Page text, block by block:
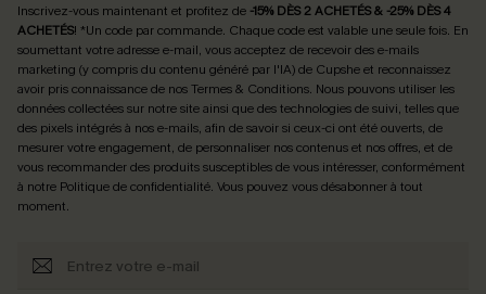
Inscrivez-vous maintenant et profitez de -15% DÈS 2 ACHETÉS & -25% DÈS 4
ACHETÉS! *Un code par commande. Chaque code est valable une seule fois. En
soumettant votre adresse e-mail, vous acceptez de recevoir des e-mails
marketing (y compris du contenu généré par l'IA) de Cupshe et reconnaissez
avoir pris connaissance de nosTermes & Conditions. Nous pouvons utiliser les
données collectées sur notre site ainsi que des technologies de suivi, telles que
des pixels intégrés à nos e-mails, afin de savoir si ceux-ci ont été ouverts, de
mesurer votre engagement, de personnaliser nos contenus et nos offres, et de
vous recommander des produits susceptibles de vous intéresser, conformément
à notre Politique de confidentialité. Vous pouvez vous désabonner à tout
moment.